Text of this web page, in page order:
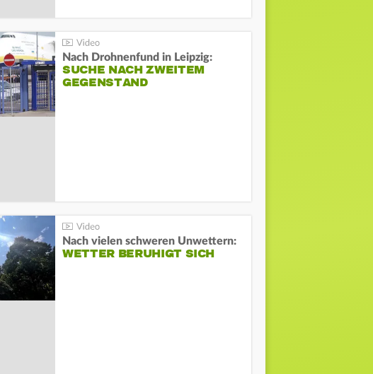
Nach Drohnenfund in Leipzig:
SUCHE NACH ZWEITEM
GEGENSTAND
Nach vielen schweren Unwettern:
WETTER BERUHIGT SICH